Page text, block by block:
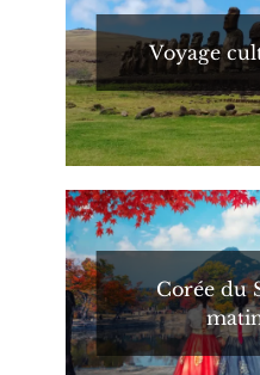
Voyage
Corée du